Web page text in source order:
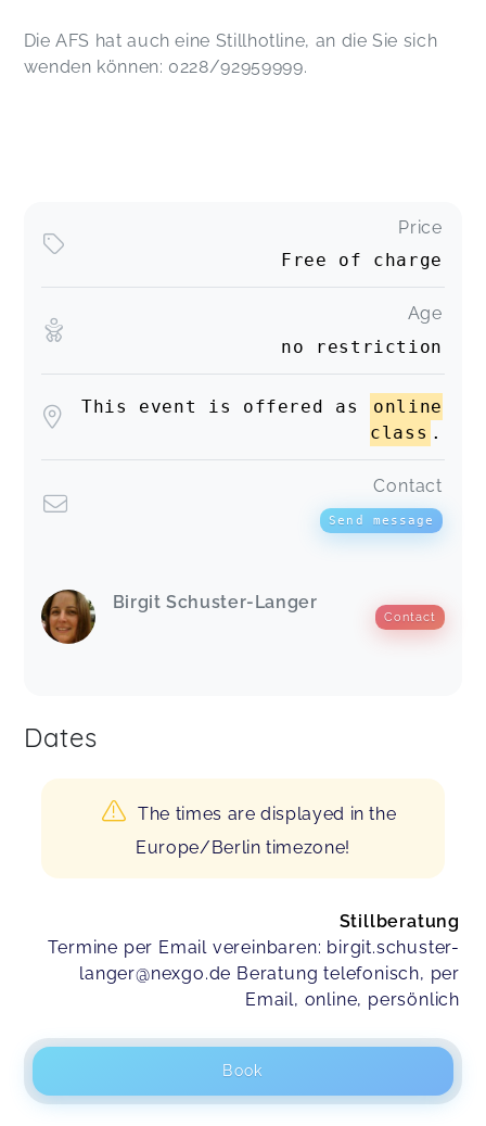
Die AFS hat auch eine Stillhotline, an die Sie sich
wenden können: 0228/92959999.
Price
Free of charge
Age
no restriction
This event is offered as
online
class .
Contact
Send message
Birgit Schuster-Langer
Contact
Dates
The times are displayed in the
Europe/Berlin timezone!
Stillberatung
Termine per Email vereinbaren: birgit.schuster-
langer@nexgo.de Beratung telefonisch, per
Email, online, persönlich
Book